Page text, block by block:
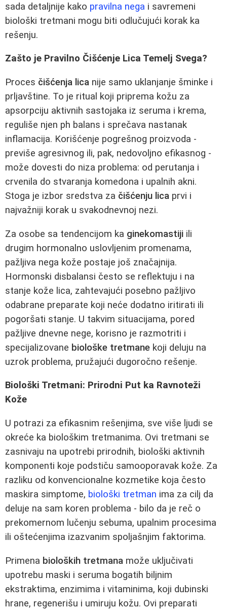
sada detaljnije kako pravilna nega i savremeni
biološki tretmani mogu biti odlučujući korak ka
rešenju.
Zašto je Pravilno Čišćenje Lica Temelj Svega?
Proces čišćenja lica nije samo uklanjanje šminke i
prljavštine. To je ritual koji priprema kožu za
apsorpciju aktivnih sastojaka iz seruma i krema,
reguliše njen ph balans i sprečava nastanak
inflamacija. Korišćenje pogrešnog proizvoda -
previše agresivnog ili, pak, nedovoljno efikasnog -
može dovesti do niza problema: od perutanja i
crvenila do stvaranja komedona i upalnih akni.
Stoga je izbor sredstva za čišćenju lica prvi i
najvažniji korak u svakodnevnoj nezi.
Za osobe sa tendencijom ka ginekomastiji ili
drugim hormonalno uslovljenim promenama,
pažljiva nega kože postaje još značajnija.
Hormonski disbalansi često se reflektuju i na
stanje kože lica, zahtevajući posebno pažljivo
odabrane preparate koji neće dodatno iritirati ili
pogoršati stanje. U takvim situacijama, pored
pažljive dnevne nege, korisno je razmotriti i
specijalizovane biološke tretmane koji deluju na
uzrok problema, pružajući dugoročno rešenje.
Biološki Tretmani: Prirodni Put ka Ravnoteži
Kože
U potrazi za efikasnim rešenjima, sve više ljudi se
okreće ka biološkim tretmanima. Ovi tretmani se
zasnivaju na upotrebi prirodnih, biološki aktivnih
komponenti koje podstiču samooporavak kože. Za
razliku od konvencionalne kozmetike koja često
maskira simptome, biološki tretman ima za cilj da
deluje na sam koren problema - bilo da je reč o
prekomernom lučenju sebuma, upalnim procesima
ili oštećenjima izazvanim spoljašnjim faktorima.
Primena bioloških tretmana može uključivati
upotrebu maski i seruma bogatih biljnim
ekstraktima, enzimima i vitaminima, koji dubinski
hrane, regenerišu i umiruju kožu. Ovi preparati